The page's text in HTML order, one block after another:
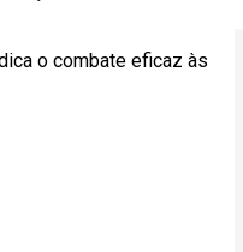
o combate eficaz às